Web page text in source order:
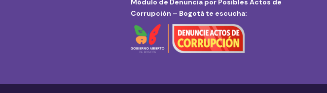
Corrupción – Bogotá te escucha: